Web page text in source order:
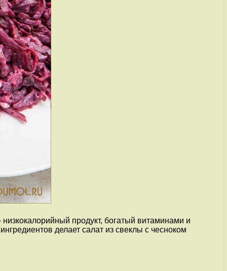
продукт, богатый витаминами и
делает салат из свеклы с чесноком